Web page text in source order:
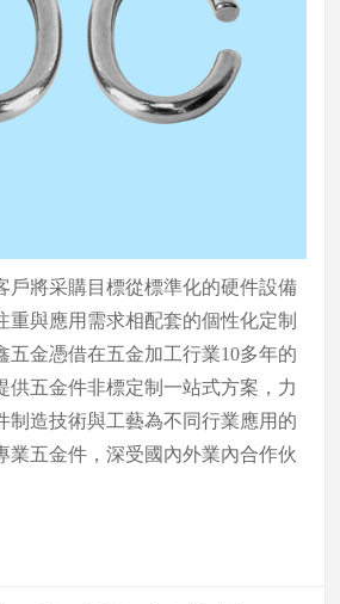
戶將采購目標從標準化的硬件設備
重與應用需求相配套的個性化定制
五金憑借在五金加工行業10多年的
供五金件非標定制一站式方案，力
制造技術與工藝為不同行業應用的
業五金件，深受國內外業內合作伙